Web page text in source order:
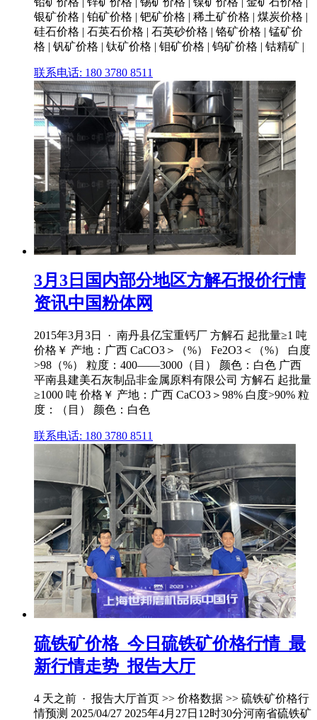
银矿价格 | 铂矿价格 | 钯矿价格 | 稀土矿价格 | 煤炭价格 |
硅石价格 | 石英石价格 | 石英砂价格 | 铬矿价格 | 锰矿价
格 | 钒矿价格 | 钛矿价格 | 钼矿价格 | 钨矿价格 | 钴精矿 |
联系电话: 180 3780 8511
3月3日国内部分地区方解石报价行情
资讯中国粉体网
2015年3月3日 · 南丹县亿宝重钙厂 方解石 起批量≥1 吨
价格￥ 产地：广西 CaCO3＞（%） Fe2O3＜（%） 白度
>98（%） 粒度：400——3000（目） 颜色：白色 广西
平南县建美石灰制品非金属原料有限公司 方解石 起批量
≥1000 吨 价格￥ 产地：广西 CaCO3＞98% 白度>90% 粒
度：（目） 颜色：白色
联系电话: 180 3780 8511
硫铁矿价格_今日硫铁矿价格行情_最
新行情走势_报告大厅
4 天之前 · 报告大厅首页 >> 价格数据 >> 硫铁矿价格行
情预测 2025/04/27 2025年4月27日12时30分河南省硫铁矿